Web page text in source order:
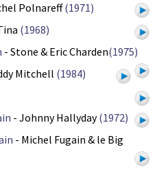
Polnareff(1971)
(1968)
- Stone & Eric Charden(1975)
Mitchell (1984)
- Johnny Hallyday(1972)
- Michel Fugain & le Big